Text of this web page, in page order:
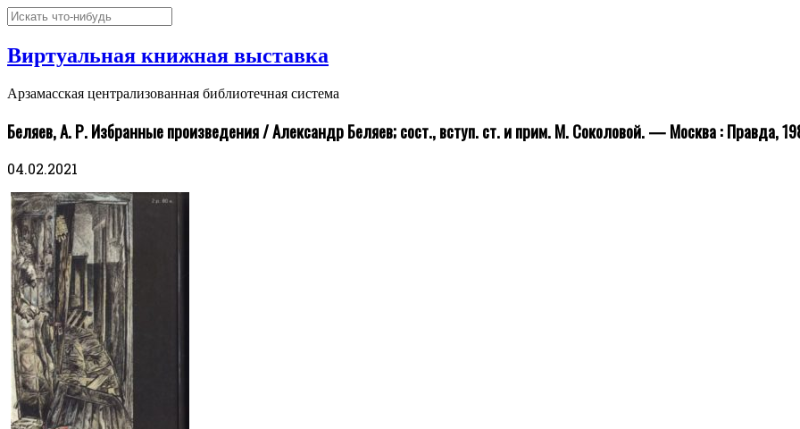
Виртуальная книжная выставка
Арзамасская централизованная библиотечная система
Беляев, А. Р. Избранные произведения / Александр Беляев; сост., вступ. ст. и прим. М. Соколовой. — Москва : Правда,
04.02.2021